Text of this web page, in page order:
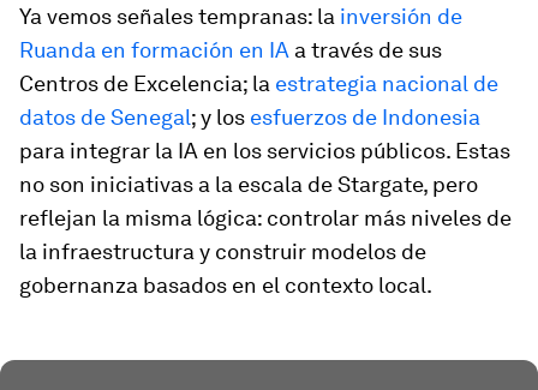
Ya vemos señales tempranas: la inversión de
Ruanda en formación en IA a través de sus
Centros de Excelencia; la estrategia nacional de
datos de Senegal; y los esfuerzos de Indonesia
para integrar la IA en los servicios públicos. Estas
no son iniciativas a la escala de Stargate, pero
reflejan la misma lógica: controlar más niveles de
la infraestructura y construir modelos de
gobernanza basados en el contexto local.